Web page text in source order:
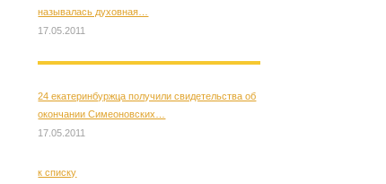
называлась духовная…
17.05.2011
24 екатеринбуржца получили свидетельства об
окончании Симеоновских…
17.05.2011
к списку